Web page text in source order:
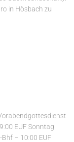
in Hösbach zu
EUF Sonntag
Bhf – 10:00 EUF